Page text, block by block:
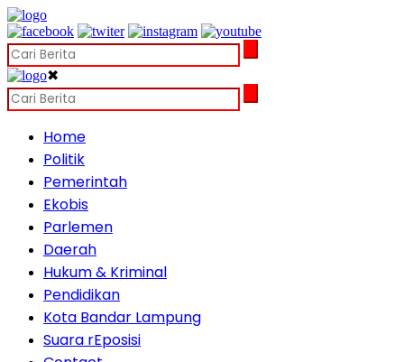
✖
Home
Politik
Pemerintah
Ekobis
Parlemen
Daerah
Hukum & Kriminal
Pendidikan
Kota Bandar Lampung
Suara rEposisi